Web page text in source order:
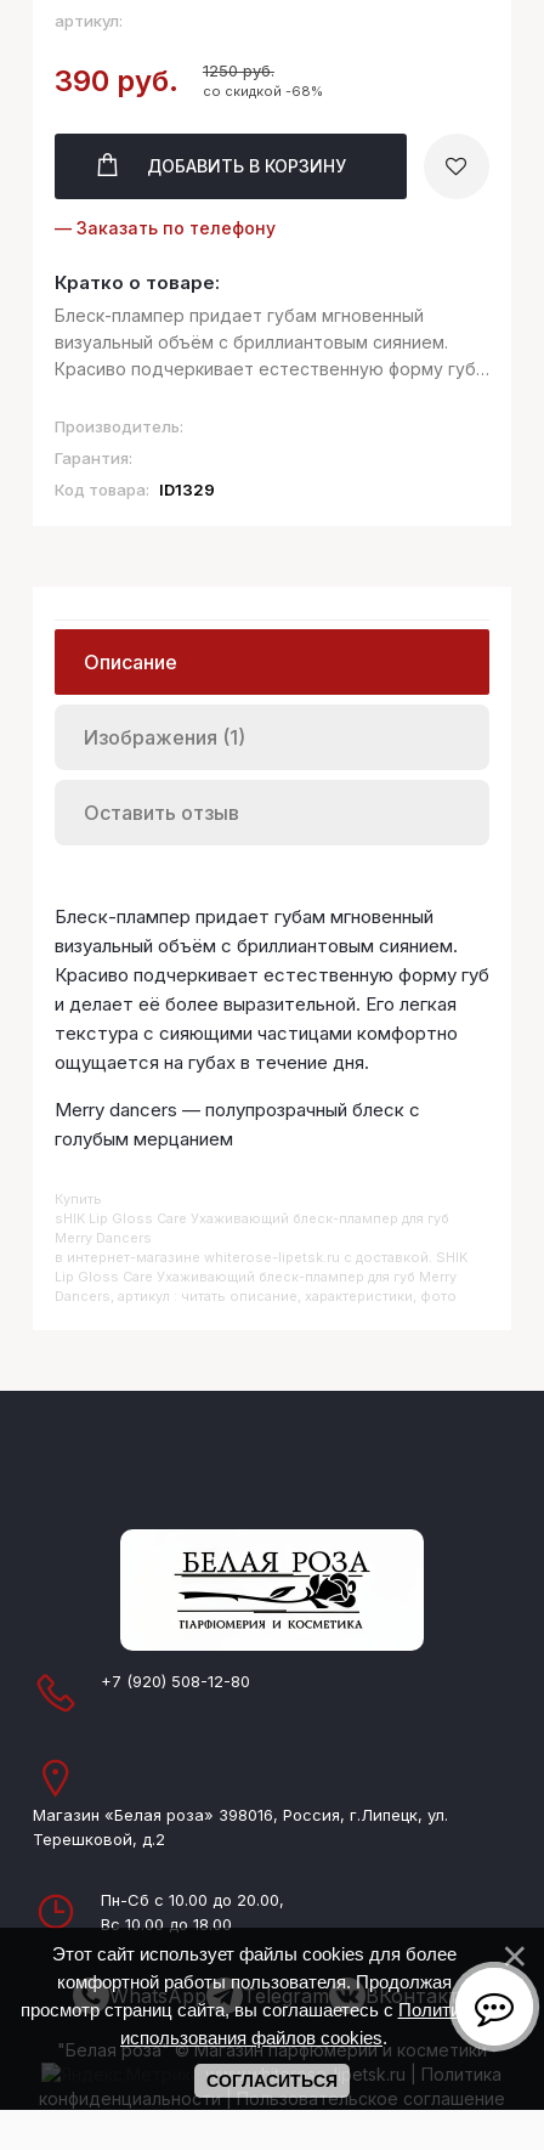
артикул:
390 руб. 1250 руб.
со скидкой -68%
ДОБАВИТЬ В КОРЗИНУ
— Заказать по телефону
Кратко о товаре:
Блеск-плампер придает губам мгновенный
визуальный объём с бриллиантовым сиянием.
Красиво подчеркивает естественную форму губ
текстура с сияющими частицами комфортно
ощущается на губах в течение дня. Merry dan...
Производитель:
Гарантия:
Код товара:
ID1329
Описание
Изображения (1)
Оставить отзыв
Блеск-плампер придает губам мгновенный
визуальный объём с бриллиантовым сиянием.
Красиво подчеркивает естественную форму губ
и делает её более выразительной. Его легкая
текстура с сияющими частицами комфортно
ощущается на губах в течение дня.
Merry dancers — полупрозрачный блеск с
голубым мерцанием
Купить
SHIK Lip Gloss Care Ухаживающий блеск-плампер для губ
Merry Dancers
в интернет-магазине whiterose-lipetsk.ru с доставкой. SHIK
Lip Gloss Care Ухаживающий блеск-плампер для губ Merry
Dancers, артикул : читать описание, характеристики, фото
+7 (920) 508-12-80
Магазин «Белая роза» 398016, Россия, г.Липецк, ул.
Терешковой, д.2
Пн-Сб с 10.00 до 20.00,
Вс 10.00 до 18.00
WhatsApp Telegram ВКонтакте
"Белая роза" © Магазин парфюмерии и косметики
www.whiterose-lipetsk.ru
Политика
конфиденциальности|Пользовательское соглашение
Этот сайт использует файлы cookies для более
комфортной работы пользователя. Продолжая
просмотр страниц сайта, вы соглашаетесь сПолитикой
использования файлов cookies.
СОГЛАСИТЬСЯ